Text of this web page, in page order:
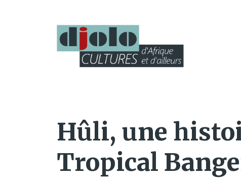
Hûli, une
Tropical